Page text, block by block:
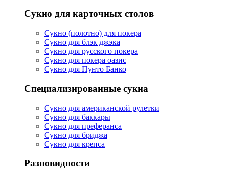
Сукно для карточных столов
Сукно (полотно) для покера
Сукно для блэк джэка
Сукно для русского покера
Сукно для покера оазис
Сукно для Пунто Банко
Специализированные сукна
Сукно для американской рулетки
Сукно для баккары
Сукно для преферанса
Сукно для бриджа
Сукно для крепса
Разновидности